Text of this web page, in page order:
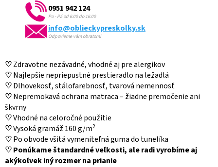
0951 942 124
Po - Pá od 6:00 do 16:00
info@oblieckypreskolky.sk
Odpovieme vám obratom!
♡Zdravotne nezávadné, vhodné aj pre alergikov
♡Najlepšie nepriepustné prestieradlo na ležadlá
♡Dlhovekosť, stálofarebnosť, tvarová nemennosť
♡Nepremokavá ochrana matraca – žiadne premočenie ani
škvrny
♡Vhodné na celoročné použitie
♡Vysoká gramáž 160 g/m2
♡Po obvode všitá vymeniteľná guma do tunelíka
♡Ponúkame štandardné veľkosti, ale radi vyrobíme aj
akýkoľvek iný rozmer na prianie